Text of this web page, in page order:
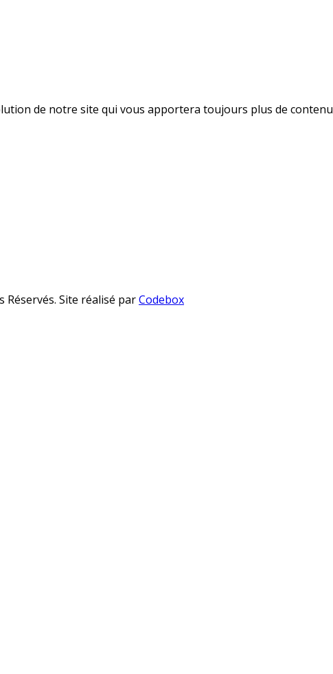
de notre site qui vous apportera toujours plus de contenu
Site réalisé parCodebox